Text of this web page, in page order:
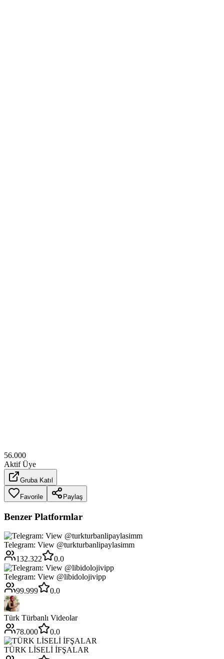
56.000
Aktif Üye
Gruba Katıl
Favorile Paylaş
Benzer Platformlar
Telegram: View @turkturbanlipaylasimm
132.322
0.0
Telegram: View @libidolojivipp
99.999
0.0
Türk Türbanlı Videolar
78.000
0.0
TÜRK LİSELİ İFŞALAR